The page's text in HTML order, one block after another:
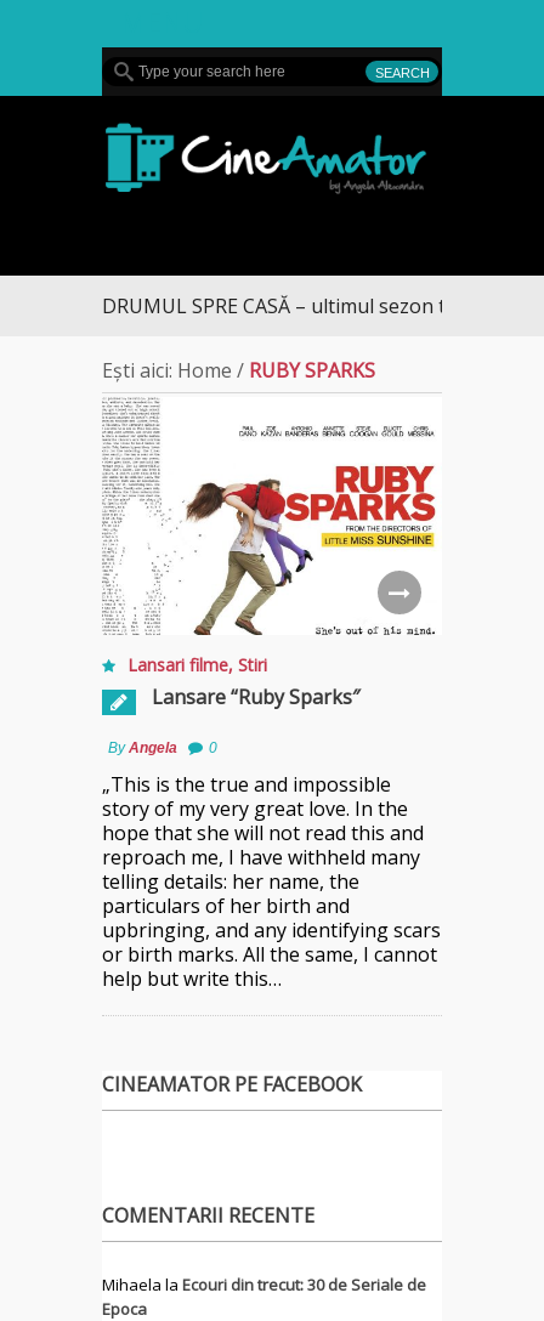
DRUMUL SPRE CASĂ – ultimul sezon te aduce la
Ești aici: Home / RUBY SPARKS
Lansari filme, Stiri
Lansare “Ruby Sparks″
ByAngela 0
„This is the true and impossible
story of my very great love. In the
hope that she will not read this and
reproach me, I have withheld many
telling details: her name, the
particulars of her birth and
upbringing, and any identifying scars
or birth marks. All the same, I cannot
help but write this…
CINEAMATOR PE FACEBOOK
COMENTARII RECENTE
Mihaela la Ecouri din trecut: 30 de Seriale de
Epoca